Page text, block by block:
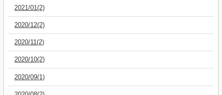
2021/01(2)
2020/12(2)
2020/11(2)
2020/10(2)
2020/09(1)